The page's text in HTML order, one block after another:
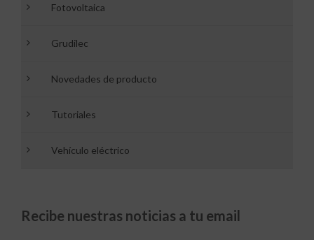
Fotovoltaica
Grudilec
Novedades de producto
Tutoriales
Vehículo eléctrico
Recibe nuestras noticias a tu email